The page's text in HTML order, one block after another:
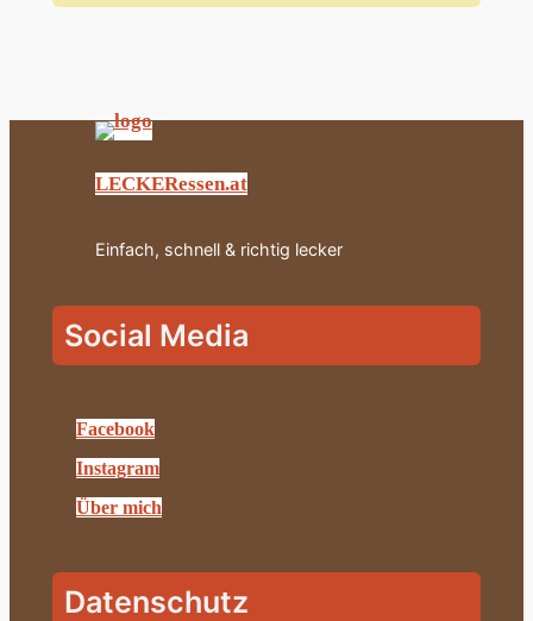
LECKERessen.at
Einfach, schnell & richtig lecker
Social Media
Facebook
Instagram
Über mich
Datenschutz